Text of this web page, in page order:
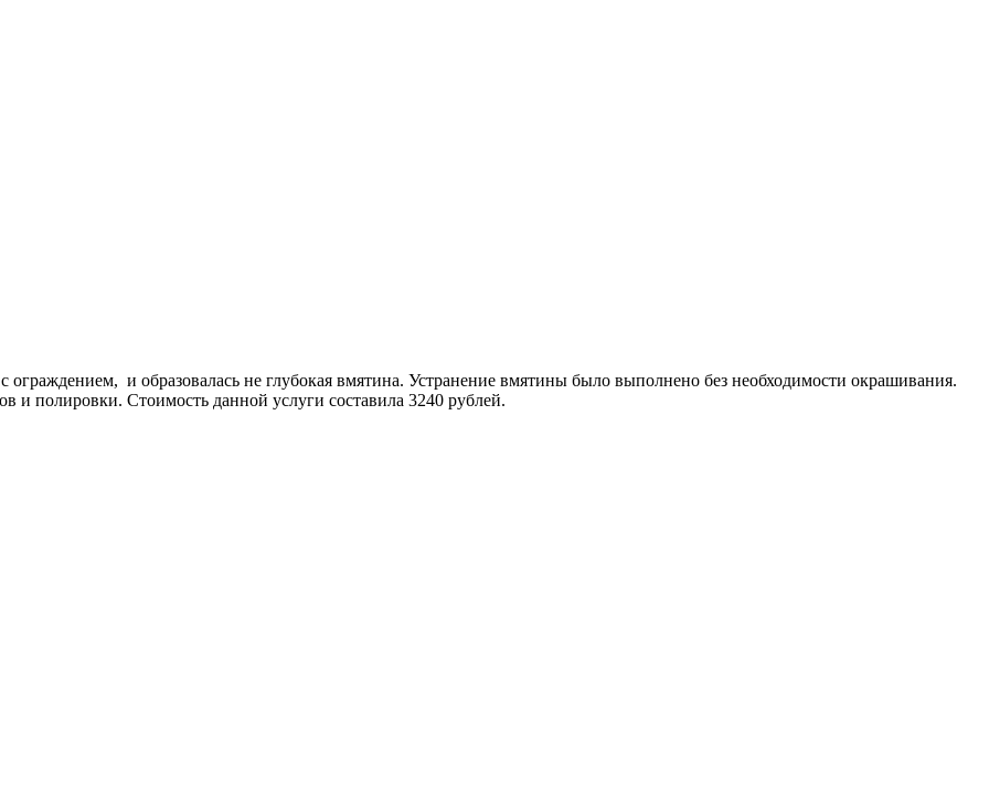
ограждением, и образовалась не глубокая вмятина. Устранение вмятины было выполнено без необходимости окрашивания.
и полировки. Стоимость данной услуги составила 3240 рублей.